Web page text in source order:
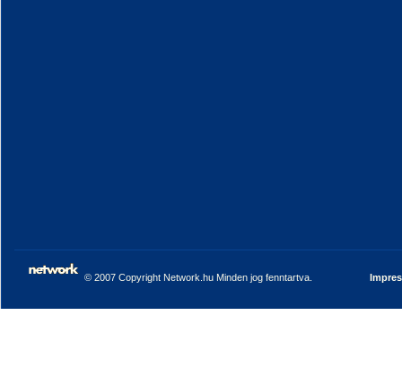
© 2007 Copyright Network.hu Minden jog fenntartva.